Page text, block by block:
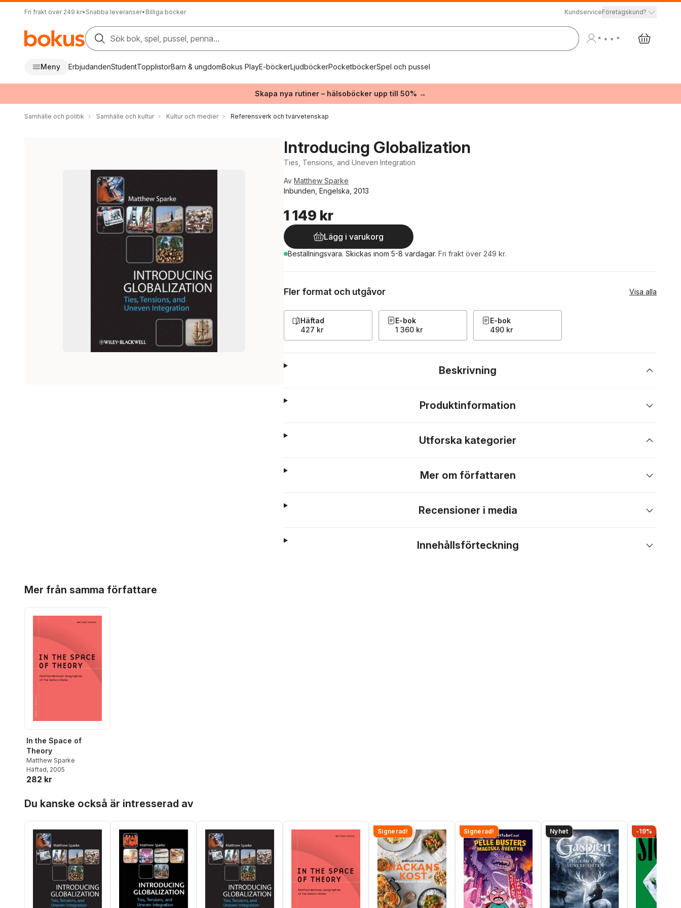
Fri frakt över 249 kr• Snabba leveranser• Billiga böcker KundserviceFöretagskund?
Sök bok, spel, pussel, penna...
Meny ErbjudandenStudentTopplistorBarn & ungdomBokus PlayE-böckerLjudböckerPocketböckerSpel och pussel
Skapa nya rutiner – hälsoböcker upp till 50% →
Samhälle och politik Samhälle och kultur Kultur och medier Referensverk och tvärvetenskap
Introducing Globalization
Ties, Tensions, and Uneven Integration
Av Matthew Sparke
Inbunden, Engelska, 2013
1 149 kr
Lägg i varukorg
Beställningsvara. Skickas inom 5-8 vardagar. Fri frakt över 249 kr.
Fler format och utgåvor Visa alla
Häftad
427 kr
E-bok
1 360 kr
E-bok
490 kr
Beskrivning
Produktinformation
Utforska kategorier
Mer om författaren
Recensioner i media
Innehållsförteckning
Mer från samma författare
In the Space of
Theory
Matthew Sparke
Häftad, 2005
282 kr
Du kanske också är intresserad av
Signerad! Signerad! Nyhet -19%